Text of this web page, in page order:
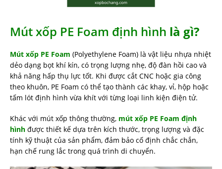
Mút xốp PE Foam định hình là gì?
Mút xốp PE Foam (Polyethylene Foam) là vật liệu nhựa nhiệt
dẻo dạng bọt khí kín, có trọng lượng nhẹ, độ đàn hồi cao và
khả năng hấp thụ lực tốt. Khi được cắt CNC hoặc gia công
theo khuôn, PE Foam có thể tạo thành các khay, vỉ, hộp hoặc
tấm lót định hình vừa khít với từng loại linh kiện điện tử.
Khác với mút xốp thông thường, mút xốp PE Foam định
hình được thiết kế dựa trên kích thước, trọng lượng và đặc
tính kỹ thuật của sản phẩm, đảm bảo cố định chắc chắn,
hạn chế rung lắc trong quá trình di chuyển.